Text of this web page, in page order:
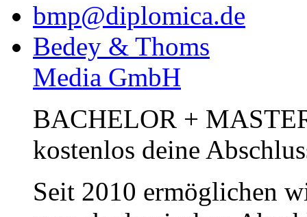
bmp@diplomica.de
Bedey & Thoms
Media GmbH
BACHELOR +
kostenlos deine
Seit 2010 ermöglichen